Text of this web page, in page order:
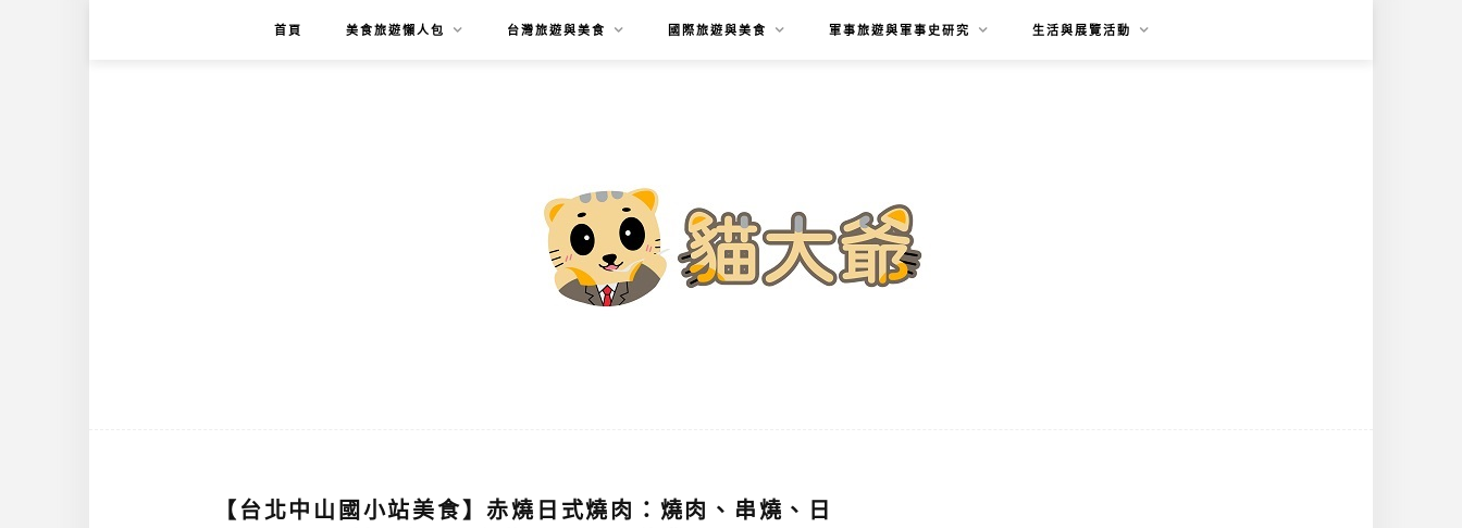
首頁 美食旅遊懶人包 台灣旅遊與美食 國際旅遊與美食 軍事旅遊與軍事史研究 生活與展覽活動
【台北中山國小站美食】赤燒日式燒肉：燒肉、串燒、日